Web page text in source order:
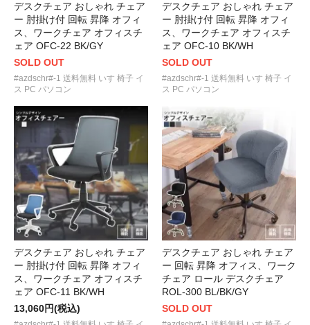
デスクチェア おしゃれ チェア
ー 肘掛け付 回転 昇降 オフィ
ス、ワークチェア オフィスチ
ェア OFC-22 BK/GY
SOLD OUT
#azdschr#-1 送料無料 いす 椅子 イ
ス PC パソコン
デスクチェア おしゃれ チェア
ー 肘掛け付 回転 昇降 オフィ
ス、ワークチェア オフィスチ
ェア OFC-10 BK/WH
SOLD OUT
#azdschr#-1 送料無料 いす 椅子 イ
ス PC パソコン
デスクチェア おしゃれ チェア
ー 肘掛け付 回転 昇降 オフィ
ス、ワークチェア オフィスチ
ェア OFC-11 BK/WH
13,060円(税込)
デスクチェア おしゃれ チェア
ー 回転 昇降 オフィス、ワーク
チェア ロール デスクチェア
ROL-300 BL/BK/GY
SOLD OUT